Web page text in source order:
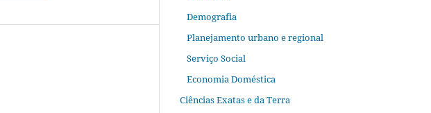
Demografia
Planejamento urbano e regional
Serviço Social
Economia Doméstica
Ciências Exatas e da Terra